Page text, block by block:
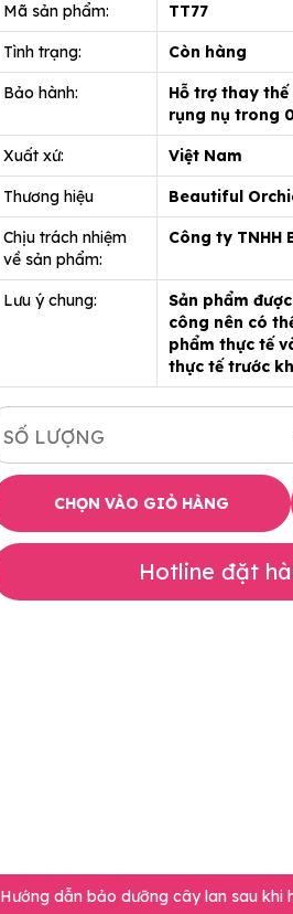
Mã sản phẩm: TT77
Tình trạng: Còn hàng
Bảo hành:
Hỗ trợ thay
rụng nụ trong
Xuất xứ: Việt Nam
Thương hiệu Beautiful
Chịu trách nhiệm
về sản phẩm:
Công ty TNHH
Lưu ý chung:
Sản phẩm
công nên có
phẩm thực tế
thực tế trước
SỐ LƯỢNG
CHỌN VÀO GIỎ HÀNG
Hotline đặt
Hướng dẫn bảo dưỡng cây lan sau khi